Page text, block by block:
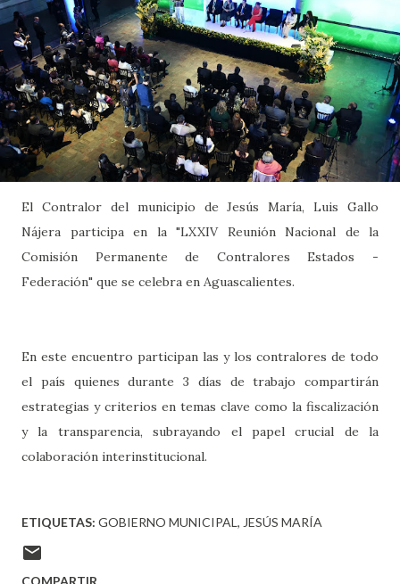
El Contralor del municipio de Jesús María, Luis Gallo
Nájera participa en la "LXXIV Reunión Nacional de la
Comisión Permanente de Contralores Estados -
Federación" que se celebra en Aguascalientes.
En este encuentro participan las y los contralores de todo
el país quienes durante 3 días de trabajo compartirán
estrategias y criterios en temas clave como la fiscalización
y la transparencia, subrayando el papel crucial de la
colaboración interinstitucional.
ETIQUETAS: GOBIERNO MUNICIPAL JESÚS MARÍA